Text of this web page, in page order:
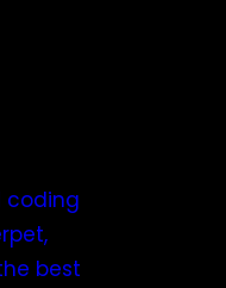
coding
best